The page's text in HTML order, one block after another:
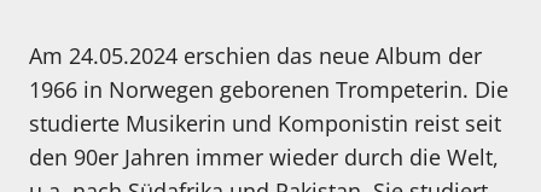
Am 24.05.2024 erschien das neue Album der
1966 in Norwegen geborenen Trompeterin. Die
studierte Musikerin und Komponistin reist seit
den 90er Jahren immer wieder durch die Welt,